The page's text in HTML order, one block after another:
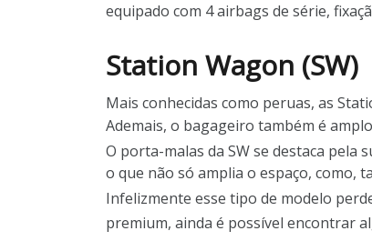
equipado com 4 airbags de série,
Station Wagon (SW)
Mais conhecidas como peruas, as
Ademais, o bagageiro também é
O porta-malas da SW se destaca
o que não só amplia o espaço, como,
Infelizmente esse tipo de modelo
premium, ainda é possível encontrar